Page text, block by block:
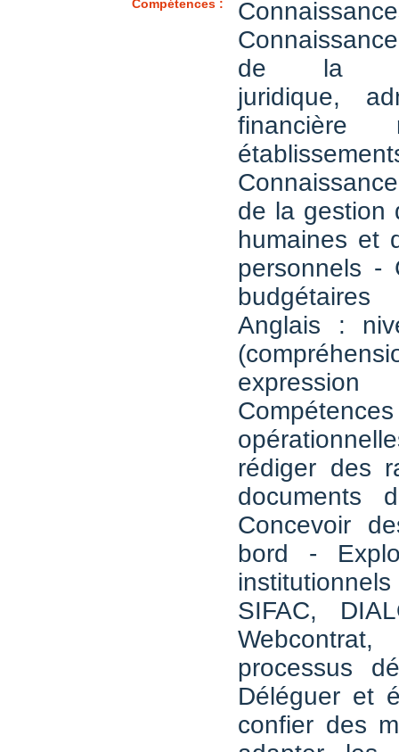
Compétences :
de la
juridique,
financière
de la gestion
humaines et
personnels -
Anglais :
Compétences
rédiger des
documents
Concevoir
bord -
SIFAC,
processus
Déléguer et
confier des